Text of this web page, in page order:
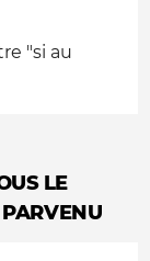
"si au
LE